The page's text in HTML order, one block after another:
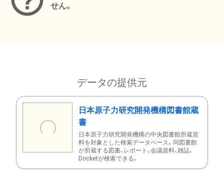
せん。
データの提供元
日本原子力研究開発機構図書館蔵
書
日本原子力研究開発機構の中央図書館所蔵資
料を対象とした検索データベース。同図書館
が所蔵する図書、レポート、会議資料、雑誌、
Docketが検索できる。